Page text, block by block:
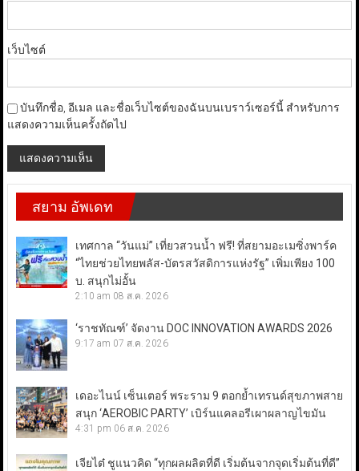
เว็บไซต์
บันทึกชื่อ, อีเมล และชื่อเว็บไซต์ของฉันบนเบราว์เซอร์นี้ สำหรับการ
แสดงความเห็นครั้งถัดไป
สยาม อัพเดท
เทศกาล “วันแม่” เที่ยวสวนน้ำ ฟรี! ที่สยามอะเมซิ่งพาร์ค
“ไทยช่วยไทยพลัส-บัตรสวัสดิการแห่งรัฐ” เพิ่มเพียง 100
บ. สนุกไม่อั้น
2:10 am 08 ส.ค. 2026
‘ราชทัณฑ์’ จัดงาน DOC INNOVATION AWARDS 2026
9:17 am 07 ส.ค. 2026
เดอะไนน์ เซ็นเตอร์ พระราม 9 ตอกย้ำเทรนด์สุขภาพสาย
สนุก ‘AEROBIC PARTY’ เบิร์นแคลอรีเผาผลาญไขมัน
4:31 pm 06 ส.ค. 2026
เจียไต๋ ชูแนวคิด “ทุกผลผลิตที่ดี เริ่มต้นจากจุดเริ่มต้นที่ดี”